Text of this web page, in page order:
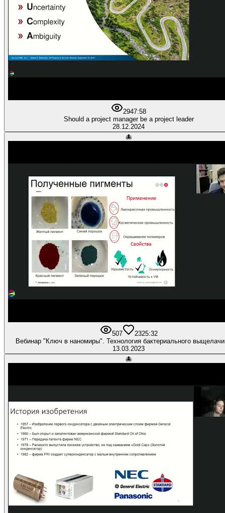
2947:58
Should a project manager be a project leader
28.12.2024
🐙
507 2325:32
Вебинар "Ключ в наномиры". Технология бактериального
13.03.2023
🐙